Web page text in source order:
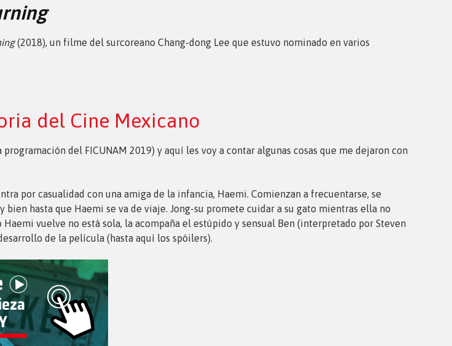
(2018), un filme del surcoreano Chang-dong Lee que estuvo nominado en varios
del Cine Mexicano
del FICUNAM 2019) y aquí les voy a contar algunas cosas que me dejaron con
por casualidad con una amiga de la infancia, Haemi. Comienzan a frecuentarse, se
hasta que Haemi se va de viaje. Jong-su promete cuidar a su gato mientras ella no
vuelve no está sola, la acompaña el estúpido y sensual Ben (interpretado por Steven
de la película (hasta aquí los spóilers).